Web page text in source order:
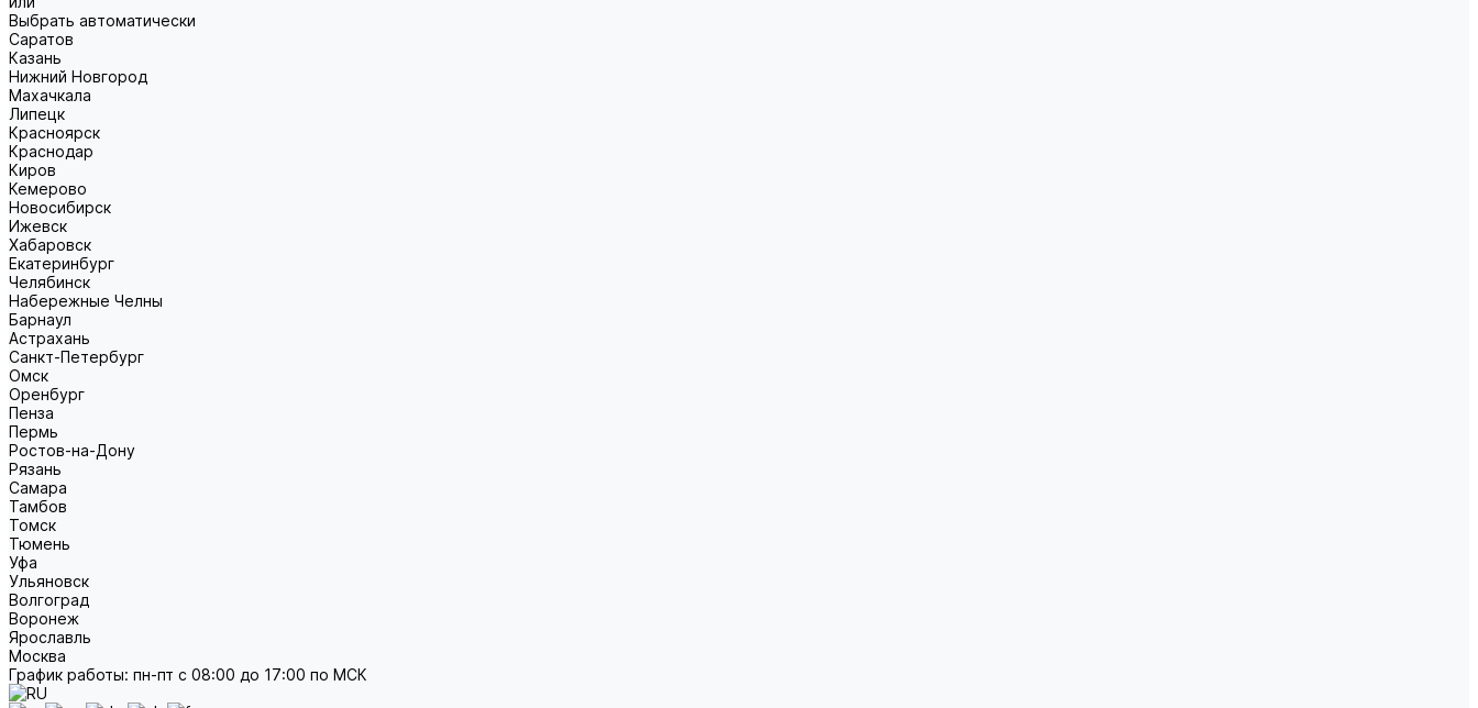
Выбрать автоматически
Саратов
Казань
Нижний Новгород
Махачкала
Липецк
Красноярск
Краснодар
Киров
Кемерово
Новосибирск
Ижевск
Хабаровск
Екатеринбург
Челябинск
Набережные Челны
Барнаул
Астрахань
Санкт-Петербург
Омск
Оренбург
Пенза
Пермь
Ростов-на-Дону
Рязань
Самара
Тамбов
Томск
Тюмень
Уфа
Ульяновск
Волгоград
Воронеж
Ярославль
Москва
График работы: пн-пт с 08:00 до 17:00 по МСК